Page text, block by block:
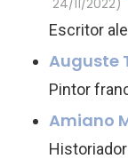
24/11/2022)
Escritor
Auguste
Pintor
Amiano